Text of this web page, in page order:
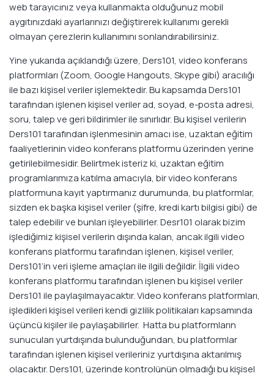
web tarayıcınız veya kullanmakta olduğunuz mobil
aygıtınızdaki ayarlarınızı değiştirerek kullanımı gerekli
olmayan çerezlerin kullanımını sonlandırabilirsiniz.
Yine yukarıda açıklandığı üzere, Ders101, video konferans
platformları (Zoom, Google Hangouts, Skype gibi) aracılığı
ile bazı kişisel veriler işlemektedir. Bu kapsamda Ders101
tarafından işlenen kişisel veriler ad, soyad, e-posta adresi,
soru, talep ve geri bildirimler ile sınırlıdır. Bu kişisel verilerin
Ders101 tarafından işlenmesinin amacı ise, uzaktan eğitim
faaliyetlerinin video konferans platformu üzerinden yerine
getirilebilmesidir. Belirtmek isteriz ki, uzaktan eğitim
programlarımıza katılma amacıyla, bir video konferans
platformuna kayıt yaptırmanız durumunda, bu platformlar,
sizden ek başka kişisel veriler (şifre, kredi kartı bilgisi gibi) de
talep edebilir ve bunları işleyebilirler. Desr101 olarak bizim
işlediğimiz kişisel verilerin dışında kalan, ancak ilgili video
konferans platformu tarafından işlenen, kişisel veriler,
Ders101’in veri işleme amaçları ile ilgili değildir. İlgili video
konferans platformu tarafından işlenen bu kişisel veriler
Ders101 ile paylaşılmayacaktır. Video konferans platformları,
işledikleri kişisel verileri kendi gizlilik politikaları kapsamında
üçüncü kişiler ile paylaşabilirler. Hatta bu platformların
sunucuları yurtdışında bulunduğundan, bu platformlar
tarafından işlenen kişisel verileriniz yurtdışına aktarılmış
olacaktır. Ders101, üzerinde kontrolünün olmadığı bu kişisel